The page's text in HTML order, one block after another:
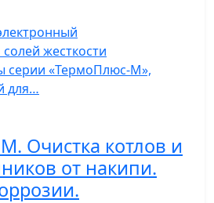
жесткости
серии «ТермоПлюс-М»,
для…
Очистка котлов и
от накипи.